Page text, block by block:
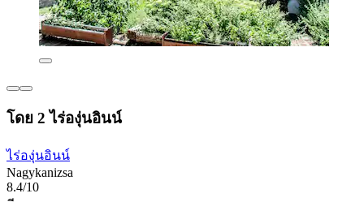
โดย 2 ไร่องุ่นอินน์
ไร่องุ่นอินน์
Nagykanizsa
8.4/10